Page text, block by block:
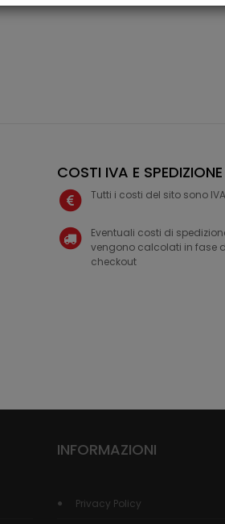
COSTI IVA E SPEDIZIONE
Tutti i costi del sito sono
Eventuali costi di
vengono calcolati in fase
checkout
INFORMAZIONI
Privacy Policy